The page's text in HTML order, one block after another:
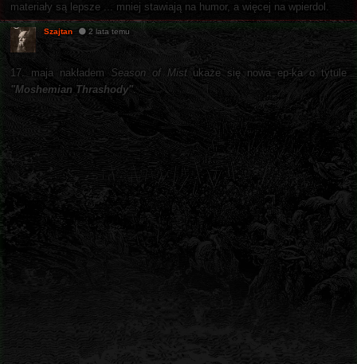
materiały są lepsze ... mniej stawiają na humor, a więcej na wpierdol.
Szajtan 2 lata temu
17. maja nakładem Season of Mistukaże się nowa ep-ka o tytule
"Moshemian Thrashody".